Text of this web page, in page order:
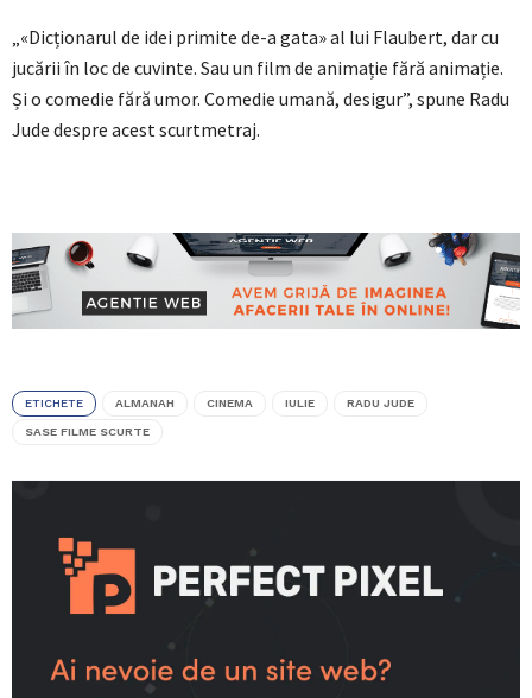
„«Dicționarul de idei primite de-a gata» al lui Flaubert, dar cu
jucării în loc de cuvinte. Sau un film de animație fără animație.
Și o comedie fără umor. Comedie umană, desigur”, spune Radu
Jude despre acest scurtmetraj.
ETICHETE ALMANAH CINEMA IULIE RADU JUDE
SASE FILME SCURTE